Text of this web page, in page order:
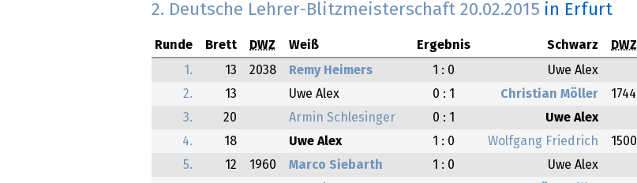
2. Deutsche Lehrer-Blitzmeisterschaft 20.02.2015 in Erfurt
Runde Brett DWZ Weiß Ergebnis Schwarz DWZ
1.
13 2038 Remy Heimers 1 : 0
Uwe Alex
2.
13 Uwe Alex 0 : 1 Christian Möller
1744
3.
20 Armin Schlesinger 0 : 1
Uwe Alex
4.
18 Uwe Alex 1 : 0 Wolfgang Friedrich
1500
5.
12 1960 Marco Siebarth 1 : 0
Uwe Alex